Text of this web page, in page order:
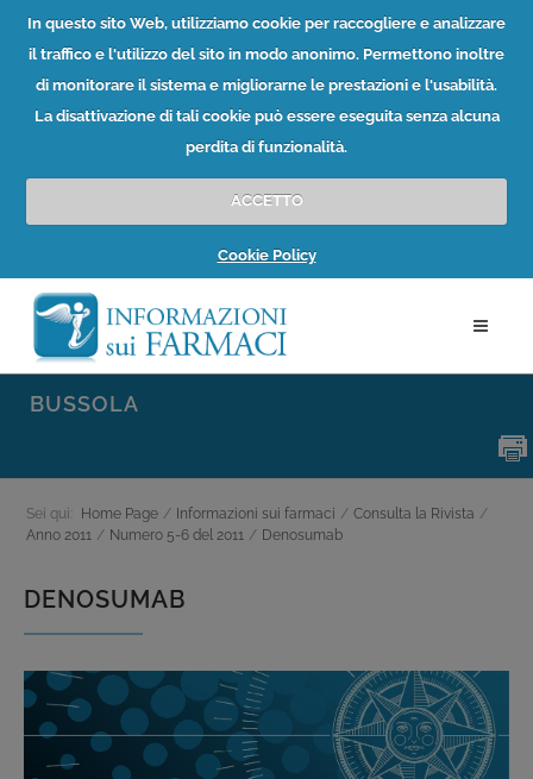
In questo sito Web, utilizziamo cookie per raccogliere e analizzare
il traffico e l'utilizzo del sito in modo anonimo. Permettono inoltre
di monitorare il sistema e migliorarne le prestazioni e l'usabilità.
La disattivazione di tali cookie può essere eseguita senza alcuna
perdita di funzionalità.
ACCETTO
Cookie Policy
BUSSOLA
Sei qui: Home Page / Informazioni sui farmaci / Consulta la Rivista /
Anno 2011 / Numero 5-6 del 2011 / Denosumab
DENOSUMAB